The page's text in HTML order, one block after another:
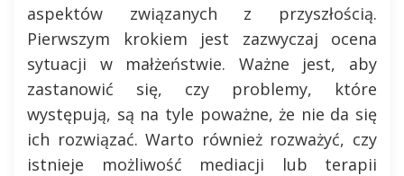
aspektów związanych z przyszłością.
Pierwszym krokiem jest zazwyczaj ocena
sytuacji w małżeństwie. Ważne jest, aby
zastanowić się, czy problemy, które
występują, są na tyle poważne, że nie da się
ich rozwiązać. Warto również rozważyć, czy
istnieje możliwość mediacji lub terapii